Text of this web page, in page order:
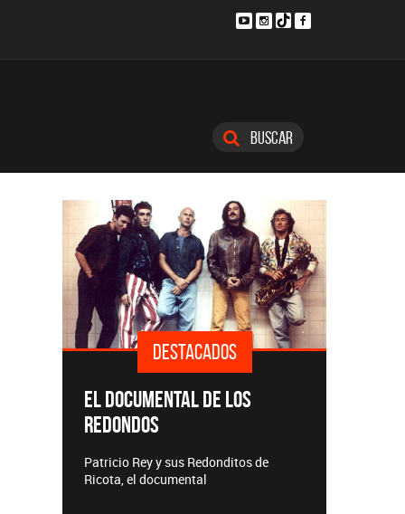
Buscar
DESTACADOS
EL DOCUMENTAL DE LOS
REDONDOS
Patricio Rey y sus Redonditos de
Ricota, el documental